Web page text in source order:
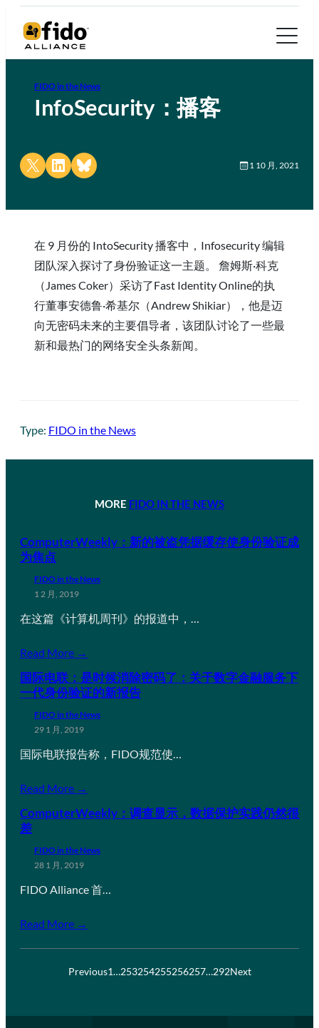
FIDO in the News
InfoSecurity：播客
Share on X Share on LinkedIn
Share on Bluesky 1 10 月, 2021
在 9 月份的 IntoSecurity 播客中，Infosecurity 编辑
团队深入探讨了身份验证这一主题。 詹姆斯·科克
（James Coker）采访了Fast Identity Online的执
行董事安德鲁·希基尔（Andrew Shikiar），他是迈
向无密码未来的主要倡导者，该团队讨论了一些最
新和最热门的网络安全头条新闻。
Type: FIDO in the News
MORE FIDO IN THE NEWS
ComputerWeekly：新的被盗凭据缓存使身份验证成
为焦点
FIDO in the News
1 2 月, 2019
在这篇《计算机周刊》的报道中，…
Read More →
国际电联：是时候消除密码了：关于数字金融服务下
一代身份验证的新报告
FIDO in the News
29 1 月, 2019
国际电联报告称，FIDO规范使…
Read More →
ComputerWeekly：调查显示，数据保护实践仍然很
差
FIDO in the News
28 1 月, 2019
FIDO Alliance 首…
Read More →
Previous1…253254255256257…292Next